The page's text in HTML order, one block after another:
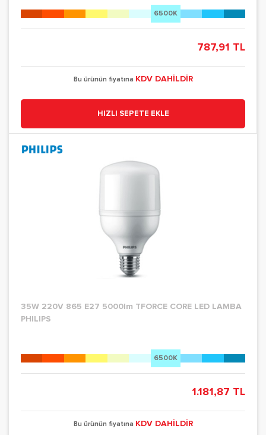
6500K
787,91 TL
Bu ürünün fiyatına KDV DAHİLDİR
HIZLI SEPETE EKLE
35W 220V 865 E27 5000lm TFORCE CORE LED LAMBA
PHILIPS
6500K
1.181,87 TL
Bu ürünün fiyatına KDV DAHİLDİR